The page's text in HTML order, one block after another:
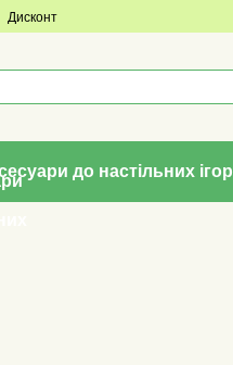
Дисконт
до настільних ігор